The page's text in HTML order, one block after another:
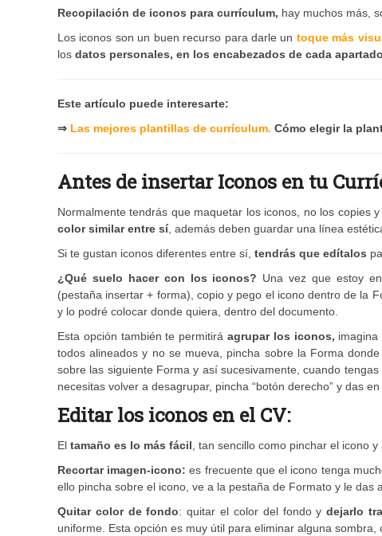
Recopilación de iconos para currículum, hay muchos más,
Los iconos son un buen recurso para darle un toque más
los datos personales, en los encabezados de cada apartado
Este artículo puede interesarte:
⇒ Las mejores plantillas de currículum. Cómo elegir la
Antes de insertar Iconos en tu
Normalmente tendrás que maquetar los iconos, no los copies
color similar entre sí, además deben guardar una línea
Si te gustan iconos diferentes entre sí, tendrás que edítalos
¿Qué suelo hacer con los iconos? Una vez que estoy
(pestaña insertar + forma), copio y pego el icono dentro de la
y lo podré colocar donde quiera, dentro del documento.
Esta opción también te permitirá agrupar los iconos,
todos alineados y no se mueva, pincha sobre la Forma
sobre las siguiente Forma y así sucesivamente, cuando
necesitas volver a desagrupar, pincha “botón derecho” y das
Editar los iconos en el CV:
El tamaño es lo más fácil, tan sencillo como pinchar el icono
Recortar imagen-icono: es frecuente que el icono tenga
ello pincha sobre el icono, ve a la pestaña de Formato y le das
Quitar color de fondo: quitar el color del fondo ydejarlo
uniforme. Esta opción es muy útil para eliminar alguna